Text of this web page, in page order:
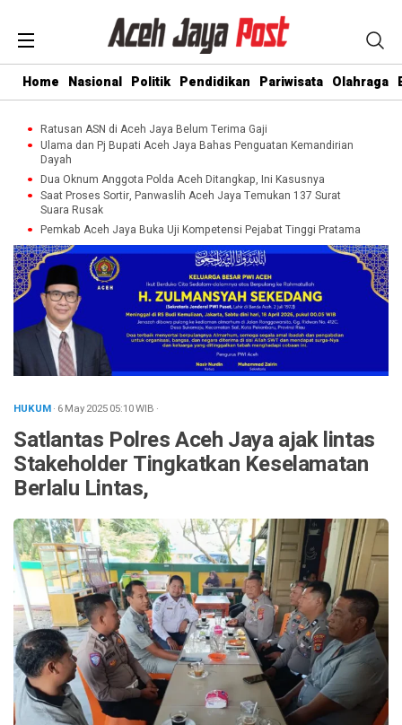
Home Nasional Politik Pendidikan Pariwisata Olahraga
Ratusan ASN di Aceh Jaya Belum Terima Gaji
Ulama dan Pj Bupati Aceh Jaya Bahas Penguatan Kemandirian
Dayah
Dua Oknum Anggota Polda Aceh Ditangkap, Ini Kasusnya
Saat Proses Sortir, Panwaslih Aceh Jaya Temukan 137 Surat
Suara Rusak
Pemkab Aceh Jaya Buka Uji Kompetensi Pejabat Tinggi Pratama
HUKUM· 6 May 202505:10WIB ·
Satlantas Polres Aceh Jaya ajak lintas
Stakeholder Tingkatkan Keselamatan
Berlalu Lintas,